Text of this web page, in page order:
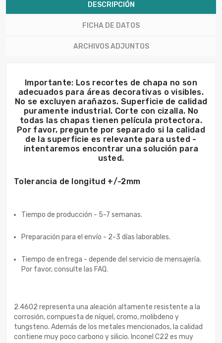
DESCRIPCIÓN
FICHA DE DATOS
ARCHIVOS ADJUNTOS
Importante: Los recortes de chapa no son
adecuados para áreas decorativas o visibles.
No se excluyen arañazos. Superficie de calidad
puramente industrial. Corte con cizalla. No
todas las chapas tienen película protectora.
Por favor, pregunte por separado si la calidad
de la superficie es relevante para usted -
intentaremos encontrar una solución para
usted.
Tolerancia de longitud +/-2mm
Tiempo de producción - 5-7 semanas.
Preparación para el envío - 2-3 días laborables.
Tiempo de entrega - depende del servicio de mensajería.
Por favor, consulte las FAQ.
2.4602 representa una aleación altamente resistente a la
corrosión, compuesta de níquel, cromo, molibdeno y
tungsteno. Además de los metales mencionados, la calidad
contiene muy poco carbono y silicio. Inconel C22 es muy